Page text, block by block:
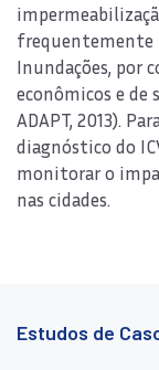
frequentemente
Inundações, por
econômicos e de
ADAPT, 2013).
diagnóstico do
monitorar o
nas cidades.
Estudos de